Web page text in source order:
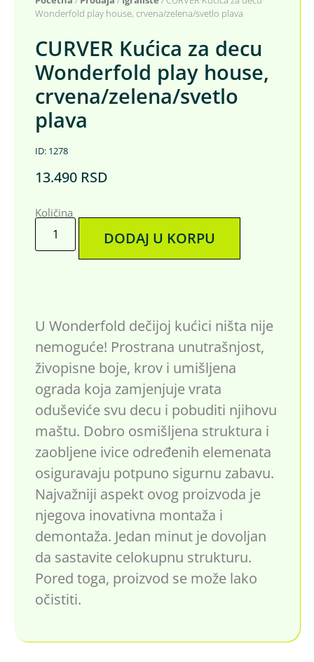
Wonderfold play house, crvena/zelena/svetlo plava
CURVER Kućica za decu
Wonderfold play house,
crvena/zelena/svetlo
plava
ID: 1278
13.490 RSD
Količina
DODAJ U KORPU
U Wonderfold dečijoj kućici ništa nije
nemoguće! Prostrana unutrašnjost,
živopisne boje, krov i umišljena
ograda koja zamjenjuje vrata
oduševiće svu decu i pobuditi njihovu
maštu. Dobro osmišljena struktura i
zaobljene ivice određenih elemenata
osiguravaju potpuno sigurnu zabavu.
Najvažniji aspekt ovog proizvoda je
njegova inovativna montaža i
demontaža. Jedan minut je dovoljan
da sastavite celokupnu strukturu.
Pored toga, proizvod se može lako
očistiti.